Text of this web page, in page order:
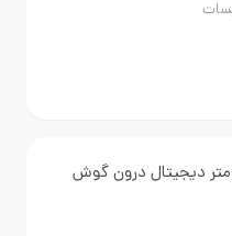
هماهنگی با
درون گوش